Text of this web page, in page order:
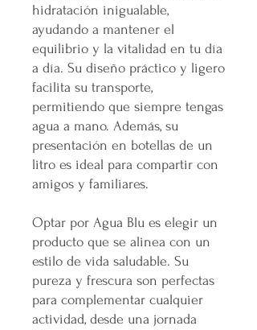
hidratación inigualable,
ayudando a mantener el
equilibrio y la vitalidad en tu día
a día. Su diseño práctico y ligero
facilita su transporte,
permitiendo que siempre tengas
agua a mano. Además, su
presentación en botellas de un
litro es ideal para compartir con
amigos y familiares.
Optar por Agua Blu es elegir un
producto que se alinea con un
estilo de vida saludable. Su
pureza y frescura son perfectas
para complementar cualquier
actividad, desde una jornada